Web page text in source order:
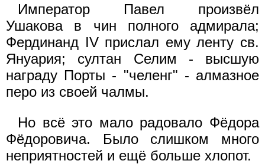
Император Павел произвёл
Ушакова в чин полного адмирала;
Фердинанд IV прислал ему ленту св.
Януария; султан Селим - высшую
награду Порты - "челенг" - алмазное
перо из своей чалмы.
Но всё это мало радовало Фёдора
Фёдоровича. Было слишком много
неприятностей и ещё больше хлопот.